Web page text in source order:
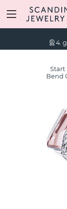
4.
Start
Bend